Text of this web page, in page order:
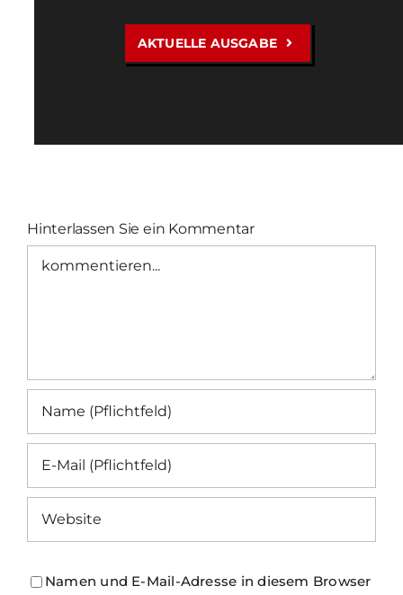
AKTUELLE AUSGABE
Hinterlassen Sie ein Kommentar
Kommentar
Namen und E-Mail-Adresse in diesem Browser